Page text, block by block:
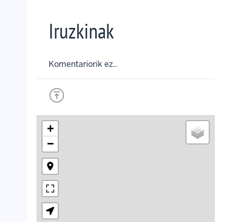
Iruzkinak
Komentariorik ez..
+
−